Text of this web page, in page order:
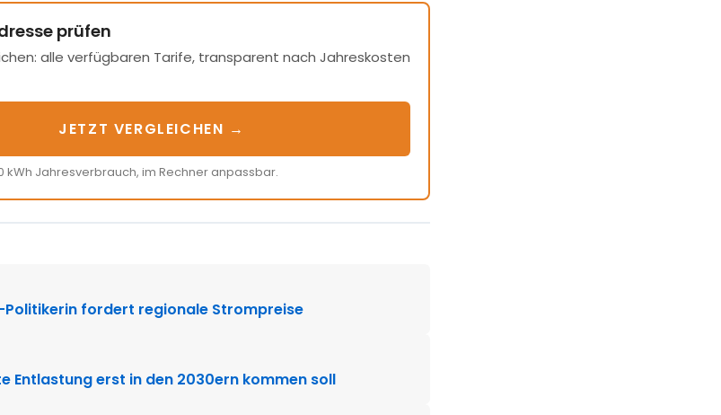
prüfen
alle verfügbaren Tarife, transparent nach Jahreskosten
JETZT VERGLEICHEN →
kWh Jahresverbrauch, im Rechner anpassbar.
Politikerin fordert regionale Strompreise
Entlastung erst in den 2030ern kommen soll